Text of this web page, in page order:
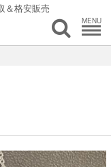
＆格安販売
MENU